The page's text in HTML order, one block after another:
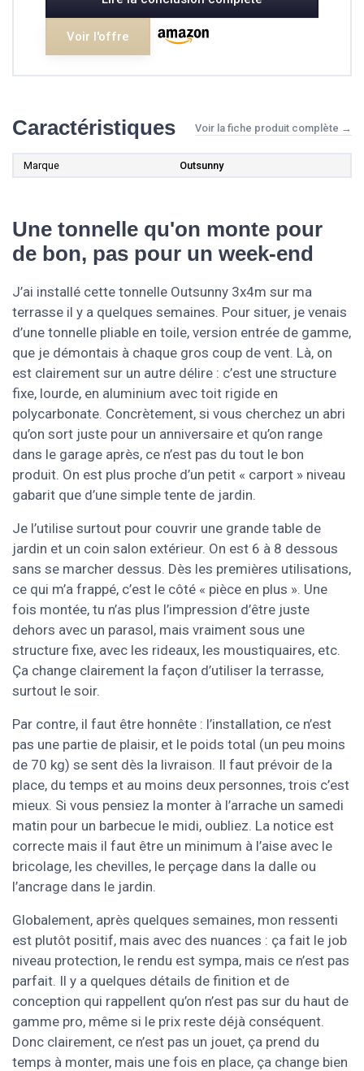
Voir l'offre
Caractéristiques Voir la fiche produit complète →
Marque Outsunny
Une tonnelle qu'on monte pour
de bon, pas pour un week-end
J’ai installé cette tonnelle Outsunny 3x4m sur ma
terrasse il y a quelques semaines. Pour situer, je venais
d’une tonnelle pliable en toile, version entrée de gamme,
que je démontais à chaque gros coup de vent. Là, on
est clairement sur un autre délire : c’est une structure
fixe, lourde, en aluminium avec toit rigide en
polycarbonate. Concrètement, si vous cherchez un abri
qu’on sort juste pour un anniversaire et qu’on range
dans le garage après, ce n’est pas du tout le bon
produit. On est plus proche d’un petit « carport » niveau
gabarit que d’une simple tente de jardin.
Je l’utilise surtout pour couvrir une grande table de
jardin et un coin salon extérieur. On est 6 à 8 dessous
sans se marcher dessus. Dès les premières utilisations,
ce qui m’a frappé, c’est le côté « pièce en plus ». Une
fois montée, tu n’as plus l’impression d’être juste
dehors avec un parasol, mais vraiment sous une
structure fixe, avec les rideaux, les moustiquaires, etc.
Ça change clairement la façon d’utiliser la terrasse,
surtout le soir.
Par contre, il faut être honnête : l’installation, ce n’est
pas une partie de plaisir, et le poids total (un peu moins
de 70 kg) se sent dès la livraison. Il faut prévoir de la
place, du temps et au moins deux personnes, trois c’est
mieux. Si vous pensiez la monter à l’arrache un samedi
matin pour un barbecue le midi, oubliez. La notice est
correcte mais il faut être un minimum à l’aise avec le
bricolage, les chevilles, le perçage dans la dalle ou
l’ancrage dans le jardin.
Globalement, après quelques semaines, mon ressenti
est plutôt positif, mais avec des nuances : ça fait le job
niveau protection, le rendu est sympa, mais ce n’est pas
parfait. Il y a quelques détails de finition et de
conception qui rappellent qu’on n’est pas sur du haut de
gamme pro, même si le prix reste déjà conséquent.
Donc clairement, ce n’est pas un jouet, ça prend du
temps à monter, mais une fois en place, ça change bien